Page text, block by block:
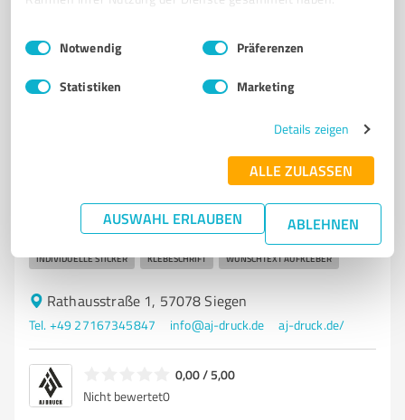
Impressum Datenschutzbestimmungen
Einwilligungsauswahl
Notwendig Präferenzen
Statistiken Marketing
Details zeigen
ALLE ZULASSEN
AUSWAHL ERLAUBEN ABLEHNEN
Herstellung von Aufkleber und folienplot.
AUFKLEBER DRUCKEN AUFKLEBER GESTALTEN AUFKLEBER BESTELLEN
SCHAUFENSTERBESCHRIFTUNG FAHRZEUGBESCHRIFTUNG
INDIVIDUELLE STICKER KLEBESCHRIFT WUNSCHTEXT AUFKLEBER
Rathausstraße 1, 57078 Siegen
Tel. +49 27167345847 info@aj-druck.de aj-druck.de/
0,00 / 5,00
Nicht bewertet0